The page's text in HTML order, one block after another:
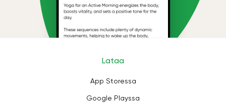
Lataa
App Storessa
Google Playssa